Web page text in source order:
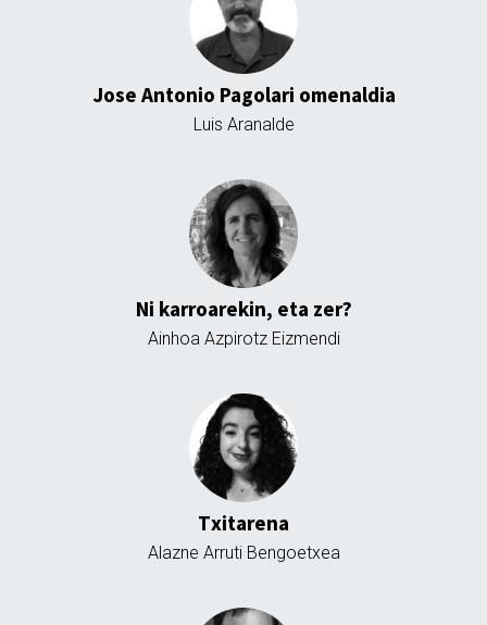
Jose Antonio Pagolari omenaldia
Luis Aranalde
Ni karroarekin, eta zer?
Ainhoa Azpirotz Eizmendi
Txitarena
Alazne Arruti Bengoetxea